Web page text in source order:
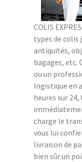
COLIS
types de colis
antiquités,
bagages, etc.
ou un
logistique en
heures sur 24,
charge le
vous lui
livraison de
bien sûr un